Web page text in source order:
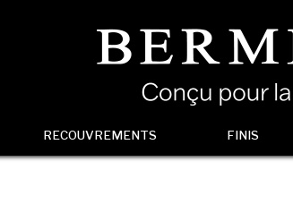
RECOUVREMENTS FINIS